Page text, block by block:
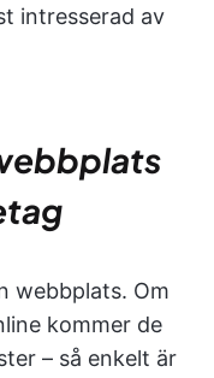
intresserad av
webbplats. Om
kommer de
– så enkelt är